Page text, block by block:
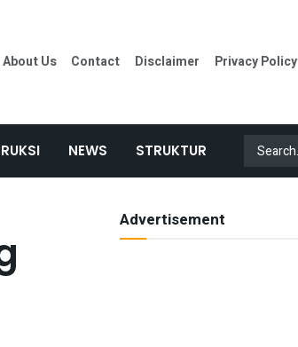
About Us Contact Disclaimer Privacy Policy
NEWS STRUKTUR
Advertisement